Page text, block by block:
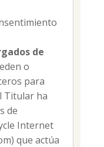
de
o
para
Titular ha
de
Internet
que actúa